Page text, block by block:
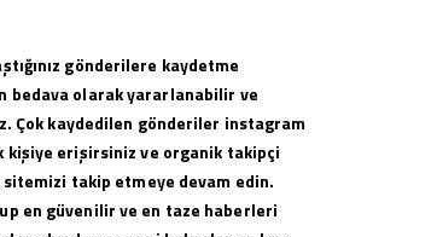
gönderilere kaydetme
bedava olarak yararlanabilir ve
Çok kaydedilen gönderiler instagram
kişiye erişirsiniz ve organik takipçi
takip etmeye devam edin.
en güvenilir ve en taze haberleri